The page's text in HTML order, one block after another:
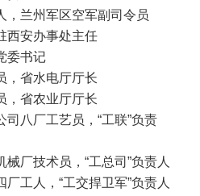
，兰州军区空军副司令员
西安办事处主任
委书记
，省水电厅厅长
，省农业厅厅长
八厂工艺员，“工联”负责
厂技术员，“工总司”负责人
工人，“工交捍卫军”负责人